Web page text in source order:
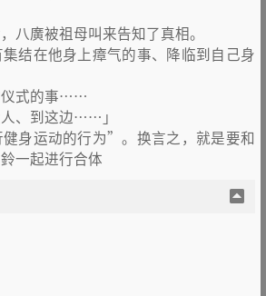
八廣被祖母叫来告知了真相。
结在他身上瘴气的事、降临到自己身
仪式的事……
、到这边……」
身运动的行为”。换言之，就是要和
一起进行合体